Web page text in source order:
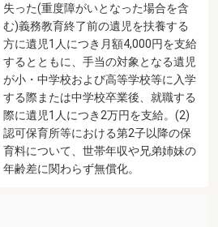
失った(重度障がいとなった場合を含
む)義務教育終了前の遺児を扶養する
方に遺児1人につき月額4,000円を支給
するとともに、手当の対象となる遺児
が小・中学校および高等学校等に入学
する際または中学校卒業後、就職する
際に遺児1人につき2万円を支給。(2)
認可保育所等における第2子以降の保
育料について、世帯年収や兄弟姉妹の
年齢差に関わらず無償化。